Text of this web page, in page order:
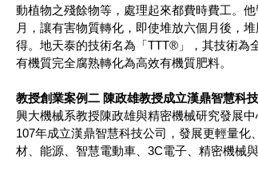
動植物之殘餘物等，處理起來都費時費工。
月，讓有害物質轉化，即使堆放六個月後，
得。地天泰的技術名為「TTT®」，其技術為
有機質完全腐熟轉化為高效有機質肥料。
教授創業案例二 陳政雄教授成立漢鼎智慧科技
興大機械系教授陳政雄與精密機械研究發展
107年成立漢鼎智慧科技公司，發展更輕量
材、能源、智慧電動車、3C電子、精密機械